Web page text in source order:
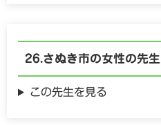
さぬき市の女性の先生
この先生を見る